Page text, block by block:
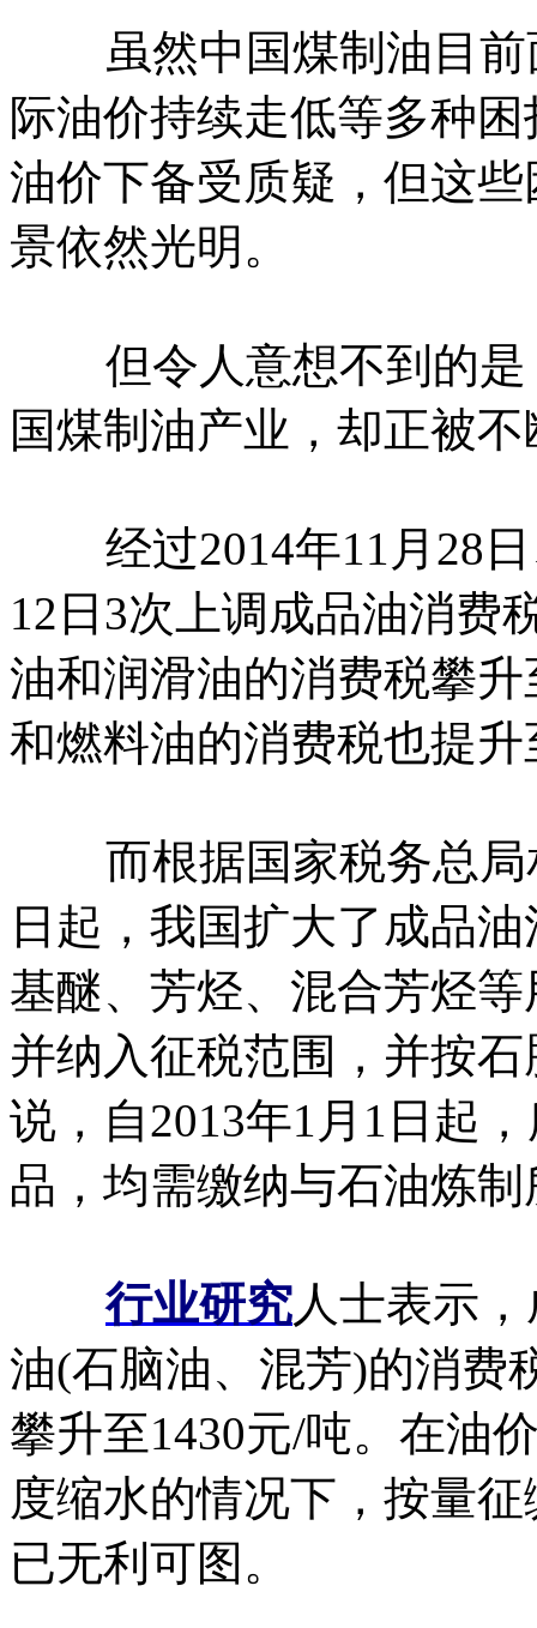
虽然中国煤制油目前
际油价持续走低等多种
油价下备受质疑，但这
景依然光明。
但令人意想不到的是
国煤制油产业，却正被
经过2014年11月28日
12日3次上调成品油消费
油和润滑油的消费税攀
和燃料油的消费税也提升
而根据国家税务总局
日起，我国扩大了成品
基醚、芳烃、混合芳烃
并纳入征税范围，并按
说，自2013年1月1日起
品，均需缴纳与石油炼
行业研究人士表示
油(石脑油、混芳)的消费
攀升至1430元/吨。在油
度缩水的情况下，按量
已无利可图。